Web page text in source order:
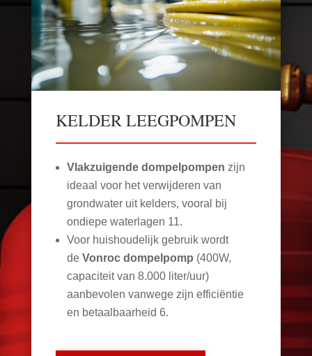
KELDER LEEGPOMPEN
Vlakzuigende dompelpompen zijn
ideaal voor het verwijderen van
grondwater uit kelders, vooral bij
ondiepe waterlagen 11.
Voor huishoudelijk gebruik wordt
de Vonroc dompelpomp (400W,
capaciteit van 8.000 liter/uur)
aanbevolen vanwege zijn efficiëntie
en betaalbaarheid 6.